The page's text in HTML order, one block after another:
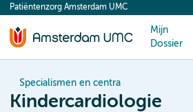
content
Patiëntenzorg Amsterdam UMC
Mijn
Dossier
Specialismen en centra
Kindercardiologie